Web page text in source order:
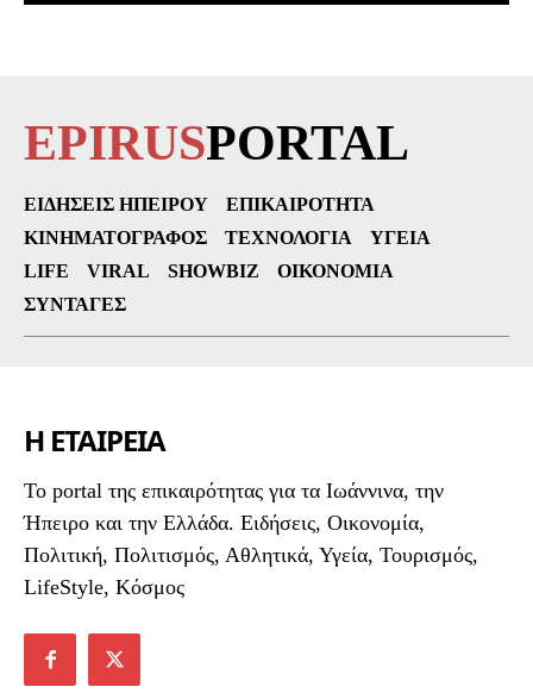
EPIRUSPORTAL
ΕΙΔΉΣΕΙΣ ΗΠΕΊΡΟΥ
ΕΠΙΚΑΙΡΌΤΗΤΑ
ΚΙΝΗΜΑΤΟΓΡΆΦΟΣ
ΤΕΧΝΟΛΟΓΊΑ
ΥΓΕΊΑ
LIFE
VIRAL SHOWBIZ
ΟΙΚΟΝΟΜΊΑ
ΣΥΝΤΑΓΈΣ
Η ΕΤΑΙΡΕΙΑ
To portal της επικαιρότητας για τα Ιωάννινα, την
Ήπειρο και την Ελλάδα. Ειδήσεις, Οικονομία,
Πολιτική, Πολιτισμός, Αθλητικά, Υγεία, Τουρισμός,
LifeStyle, Κόσμος